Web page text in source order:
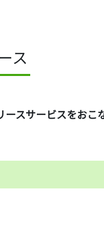
ス
スサービスをおこ